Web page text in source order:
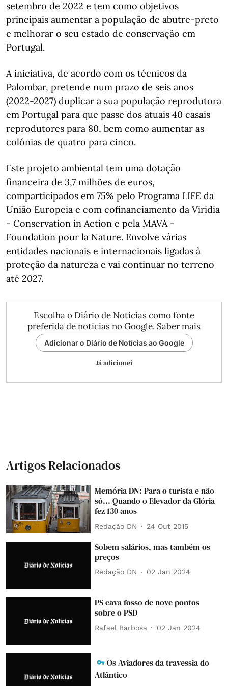
setembro de 2022 e tem como objetivos
principais aumentar a população de abutre-preto
e melhorar o seu estado de conservação em
Portugal.
A iniciativa, de acordo com os técnicos da
Palombar, pretende num prazo de seis anos
(2022-2027) duplicar a sua população reprodutora
em Portugal para que passe dos atuais 40 casais
reprodutores para 80, bem como aumentar as
colónias de quatro para cinco.
Este projeto ambiental tem uma dotação
financeira de 3,7 milhões de euros,
comparticipados em 75% pelo Programa LIFE da
União Europeia e com cofinanciamento da Viridia
- Conservation in Action e pela MAVA -
Foundation pour la Nature. Envolve várias
entidades nacionais e internacionais ligadas à
proteção da natureza e vai continuar no terreno
até 2027.
Escolha o Diário de Notícias como fonte
preferida de notícias no Google. Saber mais
Adicionar o Diário de Notícias ao Google
Já adicionei
Artigos Relacionados
Memória DN: Para o turista e não
só... Quando o Elevador da Glória
fez 130 anos
Redação DN 24 Out 2015
Sobem salários, mas também os
preços
Redação DN 02 Jan 2024
PS cava fosso de nove pontos
sobre o PSD
Rafael Barbosa 02 Jan 2024
Os Aviadores da travessia do
Atlântico